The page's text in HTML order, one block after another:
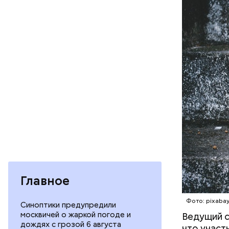
Главное
Синоптики предупредили
москвичей о жаркой погоде и
дождях с грозой 6 августа
Фото:
Ведущий
По
ледяной
форму
КИТАЙ